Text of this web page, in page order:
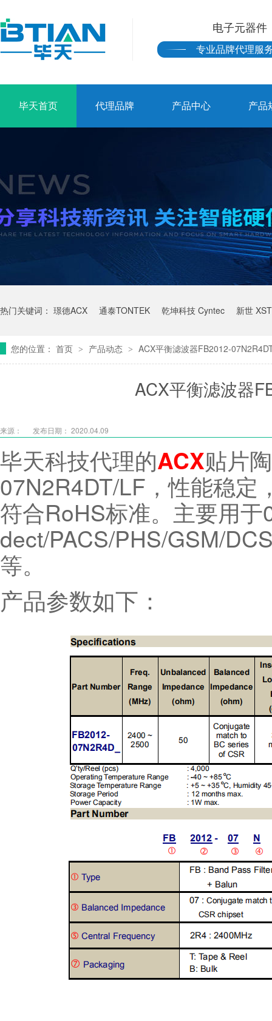
电子元器件
专业品牌代理服
毕天首页 代理品牌 产品中心 产品
热门关键词： 璟德ACX 通泰TONTEK 乾坤科技 Cyntec 新世
您的位置： 首页 > 产品动态 > ACX平衡滤波器FB2012-
ACX平衡滤波器
来源： 发布日期： 2020.04.09
毕天科技代理的ACX贴片
07N2R4DT/LF，性能稳定
符合RoHS标准。主要用
dect/PACS/PHS/GSM/
等。
产品参数如下：